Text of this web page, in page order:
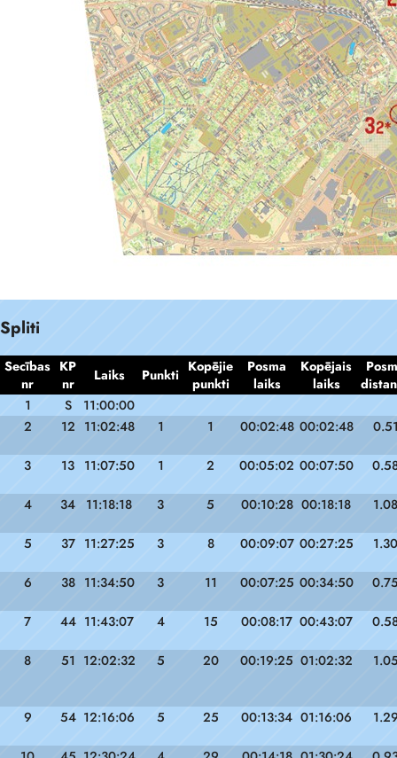
Spliti
Secības
nr
KP
nr
Laiks Punkti Kopējie
punkti
Posma
laiks
Kopējais
laiks
1
S
11:00:00
2
12 11:02:48 1 1 00:02:48 00:02:48
3 13 11:07:50 1 2 00:05:02 00:07:50
4 34 11:18:18 3 5 00:10:28 00:18:18 1.08
5 37 11:27:25 3 8 00:09:07 00:27:25 1.30
6 38 11:34:50 3 11 00:07:25 00:34:50
7 44 11:43:07 4 15 00:08:17 00:43:07
8 51 12:02:32 5 20 00:19:25 01:02:32
9 54 12:16:06 5 25 00:13:34 01:16:06